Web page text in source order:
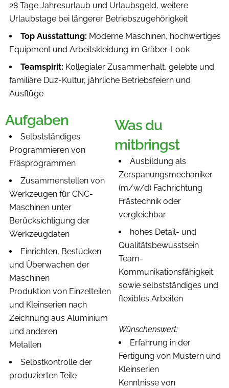
28 Tage Jahresurlaub und Urlaubsgeld, weitere
Urlaubstage bei längerer Betriebszugehörigkeit
Top Ausstattung: Moderne Maschinen, hochwertiges
Equipment und Arbeitskleidung im Gräber-Look
Teamspirit: Kollegialer Zusammenhalt, gelebte und
familiäre Duz-Kultur, jährliche Betriebsfeiern und
Ausflüge
Aufgaben
Selbstständiges
Programmieren von
Fräsprogrammen
Zusammenstellen von
Werkzeugen für CNC-
Maschinen unter
Berücksichtigung der
Werkzeugdaten
Einrichten, Bestücken
und Überwachen der
Maschinen
Produktion von Einzelteilen
und Kleinserien nach
Zeichnung aus Aluminium
und anderen
Metallen
Selbstkontrolle der
produzierten Teile
Was du
mitbringst
Ausbildung als
Zerspanungsmechaniker
(m/w/d) Fachrichtung
Frästechnik oder
vergleichbar
hohes Detail- und
Qualitätsbewusstsein
Team-
Kommunikationsfähigkeit
sowie selbstständiges und
flexibles Arbeiten
Wünschenswert:
Erfahrung in der
Fertigung von Mustern und
Kleinserien
Kenntnisse von